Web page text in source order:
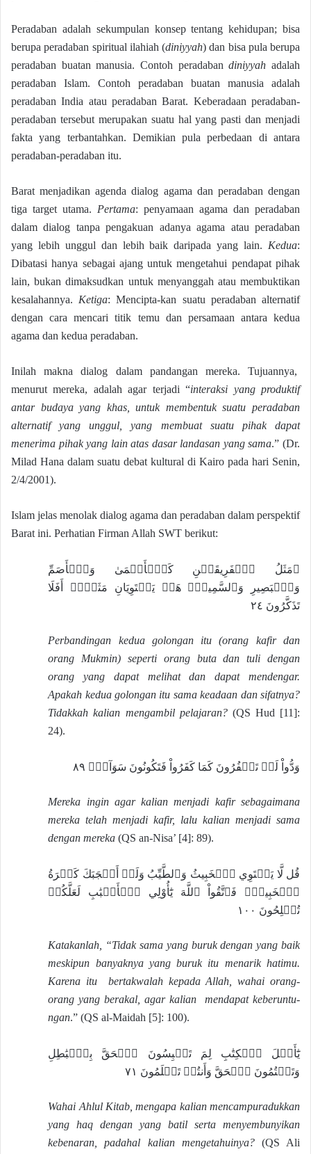
Peradaban adalah sekumpulan konsep tentang kehidupan; bisa
berupa peradaban spiritual ilahiah (diniyyah) dan bisa pula berupa
peradaban buatan manusia. Contoh peradabandiniyyah adalah
peradaban Islam. Contoh peradaban buatan manusia adalah
peradaban India atau peradaban Barat. Keberadaan peradaban-
peradaban tersebut merupakan suatu hal yang pasti dan menjadi
fakta yang terbantahkan. Demikian pula perbedaan di antara
peradaban-peradaban itu.
Barat menjadikan agenda dialog agama dan peradaban dengan
tiga target utama. Pertama: penyamaan agama dan peradaban
dalam dialog tanpa pengakuan adanya agama atau peradaban
yang lebih unggul dan lebih baik daripada yang lain. Kedua:
Dibatasi hanya sebagai ajang untuk mengetahui pendapat pihak
lain, bukan dimaksudkan untuk menyanggah atau membuktikan
kesalahannya. Ketiga: Mencipta-kan suatu peradaban alternatif
dengan cara mencari titik temu dan persamaan antara kedua
agama dan kedua peradaban.
Inilah makna dialog dalam pandangan mereka. Tujuannya,
menurut mereka, adalah agar terjadi “interaksi yang produktif
antar budaya yang khas, untuk membentuk suatu peradaban
alternatif yang unggul, yang membuat suatu pihak dapat
menerima pihak yang lain atas dasar landasan yang sama.” (Dr.
Milad Hana dalam suatu debat kultural di Kairo pada hari Senin,
2/4/2001).
Islam jelas menolak dialog agama dan peradaban dalam perspektif
Barat ini. Perhatian Firman Allah SWT berikut:
۞مَثَلُ ٱلۡفَرِيقَيۡنِ كَٱلۡأَعۡمَىٰ وَٱلۡأَصَمِّ
وَٱلۡبَصِيرِ وَٱلسَّمِيعِۚ هَلۡ يَسۡتَوِيَانِ مَثَلًاۚ أَفَلَا
تَذَكَّرُونَ ٢٤
Perbandingan kedua golongan itu (orang kafir dan
orang Mukmin) seperti orang buta dan tuli dengan
orang yang dapat melihat dan dapat mendengar.
Apakah kedua golongan itu sama keadaan dan sifatnya?
Tidakkah kalian mengambil pelajaran?(QS Hud [11]:
24).
وَدُّواْ لَوۡ تَكۡفُرُونَ كَمَا كَفَرُواْ فَتَكُونُونَ سَوَآءٗۖ ٨٩
Mereka ingin agar kalian menjadi kafir sebagaimana
mereka telah menjadi kafir, lalu kalian menjadi sama
dengan mereka (QS an-Nisa’ [4]: 89).
قُل لَّا يَسۡتَوِي ٱلۡخَبِيثُ وَٱلطَّيِّبُ وَلَوۡ أَعۡجَبَكَ كَثۡرَةُ
ٱلۡخَبِيثِۚ فَٱتَّقُواْ ٱللَّهَ يَٰٓأُوْلِي ٱلۡأَلۡبَٰبِ لَعَلَّكُمۡ
تُفۡلِحُونَ ١٠٠
Katakanlah, “Tidak sama yang buruk dengan yang baik
meskipun banyaknya yang buruk itu menarik hatimu.
Karena itu bertakwalah kepada Allah, wahai orang-
orang yang berakal, agar kalian mendapat keberuntu-
ngan.” (QS al-Maidah [5]: 100).
يَٰٓأَهۡلَ ٱلۡكِتَٰبِ لِمَ تَلۡبِسُونَ ٱلۡحَقَّ بِٱلۡبَٰطِلِ
وَتَكۡتُمُونَ ٱلۡحَقَّ وَأَنتُمۡ تَعۡلَمُونَ ٧١
Wahai Ahlul Kitab, mengapa kalian mencampuradukkan
yang haq dengan yang batil serta menyembunyikan
kebenaran, padahal kalian mengetahuinya? (QS Ali